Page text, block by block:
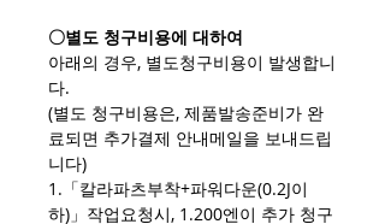
〇별도 청구비용에 대하여
아래의 경우, 별도청구비용이 발생합니
다.
(별도 청구비용은, 제품발송준비가 완
료되면 추가결제 안내메일을 보내드립
니다)
1.「칼라파츠부착+파워다운(0.2J이
하)」작업요청시, 1.200엔이 추가 청구